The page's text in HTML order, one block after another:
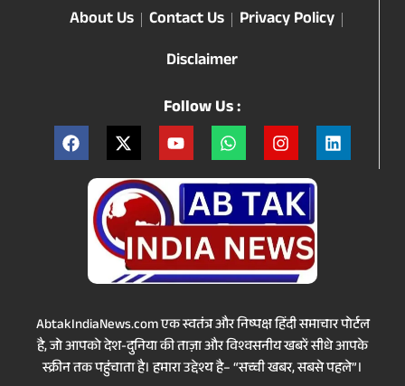
About Us Contact Us
Privacy Policy
Disclaimer
Follow Us :
AbtakIndiaNews.com एक स्वतंत्र और निष्पक्ष हिंदी समाचार पोर्टल
है, जो आपको देश-दुनिया की ताज़ा और विश्वसनीय खबरें सीधे आपके
स्क्रीन तक पहुंचाता है। हमारा उद्देश्य है– “सच्ची खबर, सबसे पहले”।